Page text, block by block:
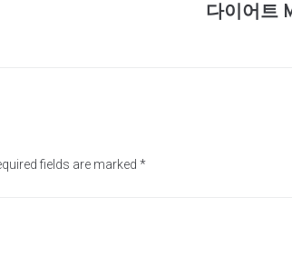
다이어트
fields are marked *